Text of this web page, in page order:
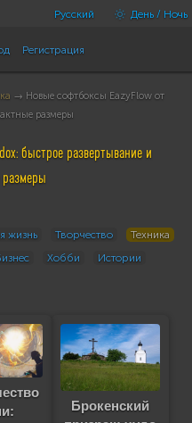
Русский День / Ночь
Регистрация
→ Новые софтбоксы EazyFlow от
размеры
быстрое развертывание и
размеры
жизнь Творчество
Техника
Хобби Истории
Брокенский